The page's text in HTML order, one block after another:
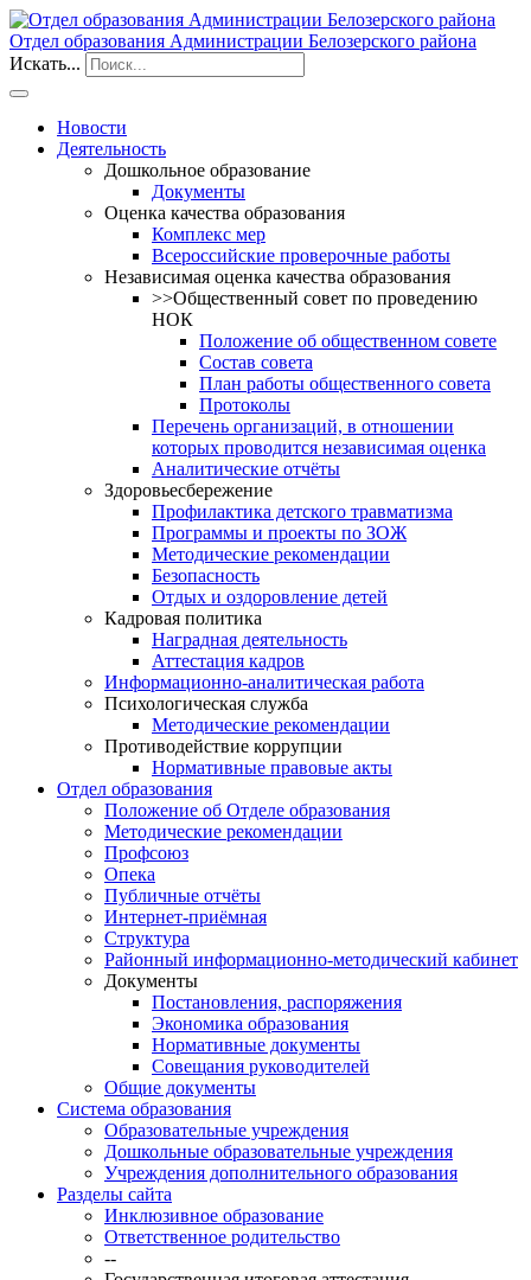
Отдел образования Администрации Белозерского района
Искать...
Новости
Деятельность
Дошкольное образование
Документы
Оценка качества образования
Комплекс мер
Всероссийские проверочные работы
Независимая оценка качества образования
>>Общественный совет по проведению
НОК
Положение об общественном совете
Состав совета
План работы общественного совета
Протоколы
Перечень организаций, в отношении
которых проводится независимая оценка
Аналитические отчёты
Здоровьесбережение
Профилактика детского травматизма
Программы и проекты по ЗОЖ
Методические рекомендации
Безопасность
Отдых и оздоровление детей
Кадровая политика
Наградная деятельность
Аттестация кадров
Информационно-аналитическая работа
Психологическая служба
Методические рекомендации
Противодействие коррупции
Нормативные правовые акты
Отдел образования
Положение об Отделе образования
Методические рекомендации
Профсоюз
Опека
Публичные отчёты
Интернет-приёмная
Структура
Районный информационно-методический кабинет
Документы
Постановления, распоряжения
Экономика образования
Нормативные документы
Совещания руководителей
Общие документы
Система образования
Образовательные учреждения
Дошкольные образовательные учреждения
Учреждения дополнительного образования
Разделы сайта
Инклюзивное образование
Ответственное родительство
--